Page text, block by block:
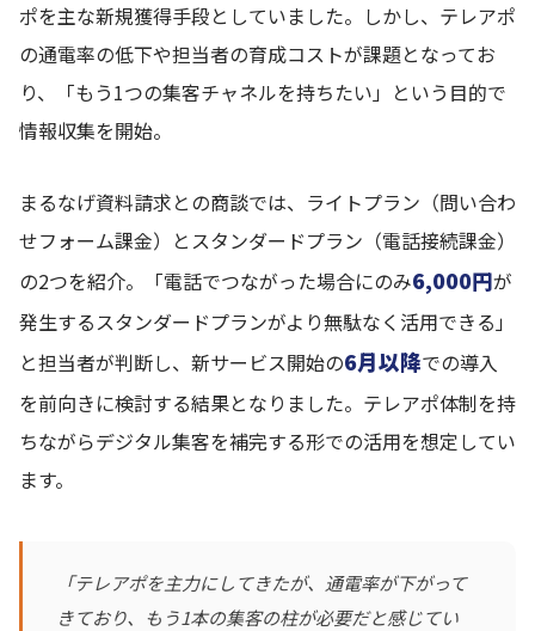
ポを主な新規獲得手段としていました。しかし、テレアポ
の通電率の低下や担当者の育成コストが課題となってお
り、「もう1つの集客チャネルを持ちたい」という目的で
情報収集を開始。
まるなげ資料請求との商談では、ライトプラン（問い合わ
せフォーム課金）とスタンダードプラン（電話接続課金）
の2つを紹介。「電話でつながった場合にのみ6,000円が
発生するスタンダードプランがより無駄なく活用できる」
と担当者が判断し、新サービス開始の6月以降での導入
を前向きに検討する結果となりました。テレアポ体制を持
ちながらデジタル集客を補完する形での活用を想定してい
ます。
「テレアポを主力にしてきたが、通電率が下がって
きており、もう1本の集客の柱が必要だと感じてい